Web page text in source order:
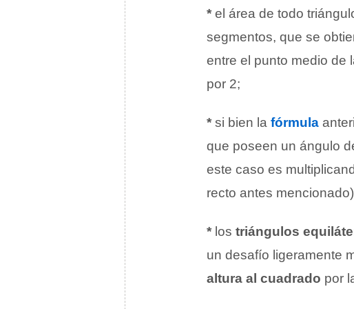
* el área de todo
segmentos, que se
entre el punto medio de
por 2;
* si bien la fórmula
que poseen un ángulo
este caso es
recto antes
* los triángulos
un desafío ligeramente
altura al cuadrado por